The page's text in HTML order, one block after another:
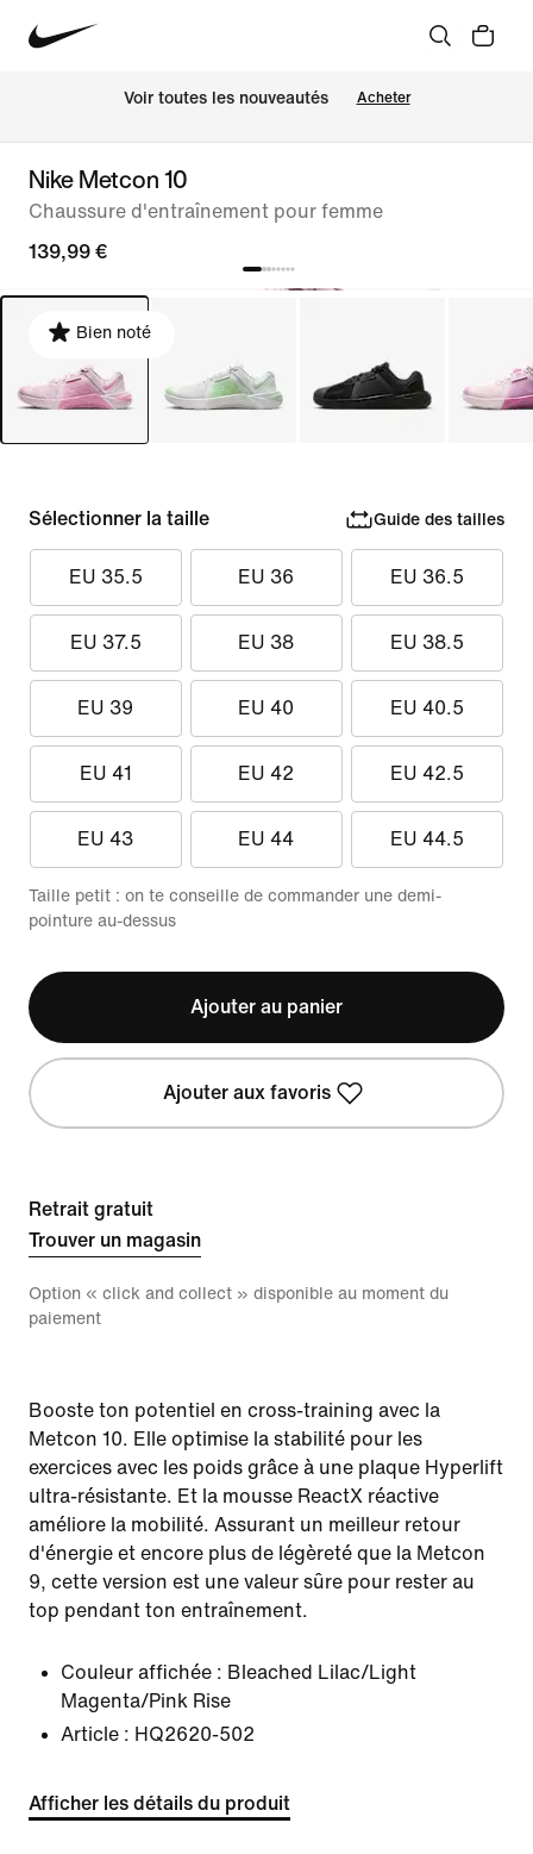
Voir toutes les nouveautés Acheter
Nike Metcon 10
Chaussure d'entraînement pour femme
139,99 €
Bien noté
Sélectionner la taille Guide des tailles
EU 35.5 EU 36 EU 36.5
EU 37.5 EU 38 EU 38.5
EU 39 EU 40 EU 40.5
EU 41 EU 42 EU 42.5
EU 43 EU 44 EU 44.5
Taille petit : on te conseille de commander une demi-
pointure au-dessus
Ajouter au panier
Ajouter aux favoris
Retrait gratuit
Trouver un magasin
Option « click and collect » disponible au moment du
paiement
Booste ton potentiel en cross-training avec la
Metcon 10. Elle optimise la stabilité pour les
exercices avec les poids grâce à une plaque Hyperlift
ultra-résistante. Et la mousse ReactX réactive
améliore la mobilité. Assurant un meilleur retour
d'énergie et encore plus de légèreté que la Metcon
9, cette version est une valeur sûre pour rester au
top pendant ton entraînement.
Couleur affichée : Bleached Lilac/Light
Magenta/Pink Rise
Article : HQ2620-502
Afficher les détails du produit